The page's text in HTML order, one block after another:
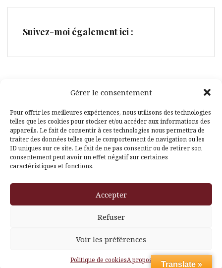
Gérer le consentement
Pour offrir les meilleures expériences, nous utilisons des technologies
telles que les cookies pour stocker et/ou accéder aux informations des
appareils. Le fait de consentir à ces technologies nous permettra de
traiter des données telles que le comportement de navigation ou les
ID uniques sur ce site. Le fait de ne pas consentir ou de retirer son
consentement peut avoir un effet négatif sur certaines
caractéristiques et fonctions.
Accepter
Refuser
Voir les préférences
Politique de cookiesA propos
Suivez-moi également ici :
Facebook
Pinterest
Themeisle
Translate »